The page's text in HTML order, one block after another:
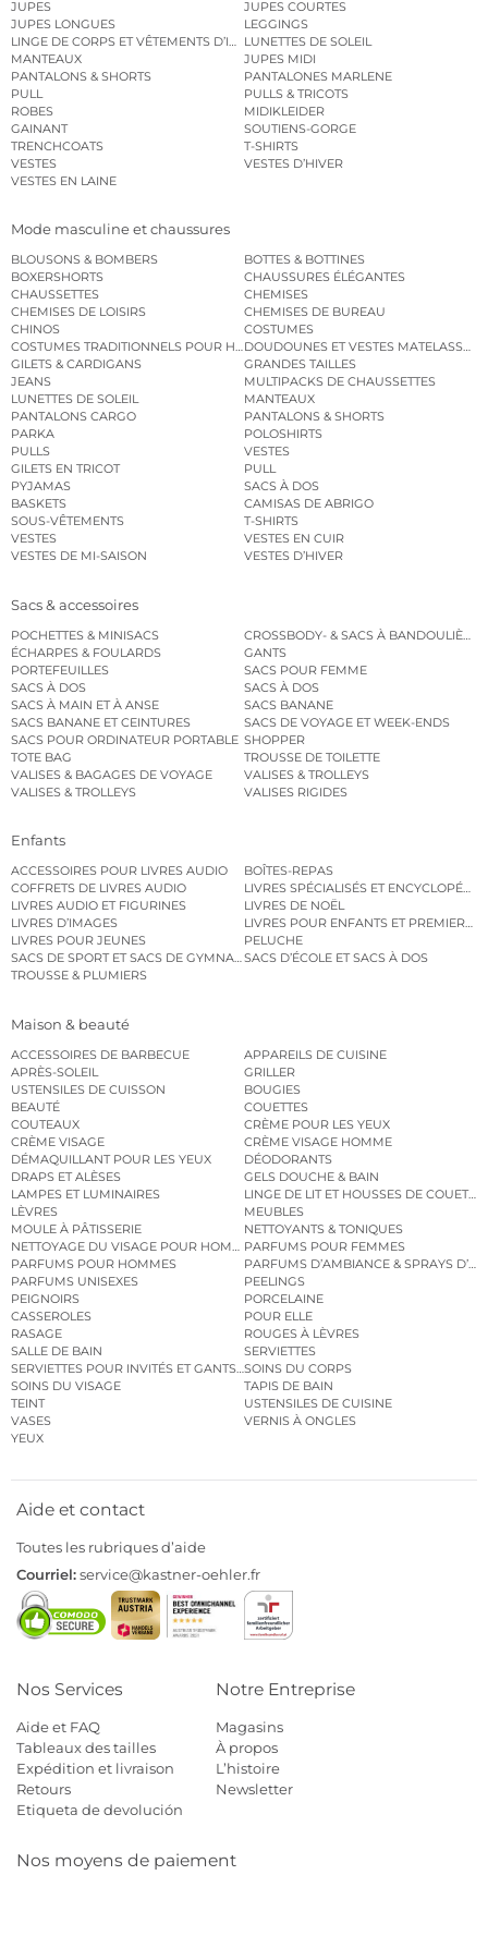
JUPES
JUPES COURTES
JUPES LONGUES
LEGGINGS
LINGE DE CORPS ET VÊTEMENTS D’INTÉRIEURLUNETTES DE SOLEIL
MANTEAUX
JUPES MIDI
PANTALONS & SHORTS
PANTALONES MARLENE
PULL
PULLS & TRICOTS
ROBES
MIDIKLEIDER
GAINANT
SOUTIENS-GORGE
TRENCHCOATS
T-SHIRTS
VESTES
VESTES D’HIVER
VESTES EN LAINE
Mode masculine et chaussures
BLOUSONS & BOMBERS
BOTTES & BOTTINES
BOXERSHORTS
CHAUSSURES ÉLÉGANTES
CHAUSSETTES
CHEMISES
CHEMISES DE LOISIRS
CHEMISES DE BUREAU
CHINOS
COSTUMES
COSTUMES TRADITIONNELS POUR HOMMEDOUDOUNES ET VESTES MATELASSÉES
GILETS & CARDIGANS
GRANDES TAILLES
JEANS
MULTIPACKS DE CHAUSSETTES
LUNETTES DE SOLEIL
MANTEAUX
PANTALONS CARGO
PANTALONS & SHORTS
PARKA
POLOSHIRTS
PULLS
VESTES
GILETS EN TRICOT
PULL
PYJAMAS
SACS À DOS
BASKETS
CAMISAS DE ABRIGO
SOUS-VÊTEMENTS
T-SHIRTS
VESTES
VESTES EN CUIR
VESTES DE MI-SAISON
VESTES D’HIVER
Sacs & accessoires
POCHETTES & MINISACS
CROSSBODY- & SACS À BANDOULIÈRE
ÉCHARPES & FOULARDS
GANTS
PORTEFEUILLES
SACS POUR FEMME
SACS À DOS
SACS À DOS
SACS À MAIN ET À ANSE
SACS BANANE
SACS BANANE ET CEINTURES
SACS DE VOYAGE ET WEEK-ENDS
SACS POUR ORDINATEUR PORTABLE SHOPPER
TOTE BAG
TROUSSE DE TOILETTE
VALISES & BAGAGES DE VOYAGE
VALISES & TROLLEYS
VALISES & TROLLEYS
VALISES RIGIDES
Enfants
ACCESSOIRES POUR LIVRES AUDIO
BOÎTES-REPAS
COFFRETS DE LIVRES AUDIO
LIVRES SPÉCIALISÉS ET
LIVRES AUDIO ET FIGURINES
LIVRES DE NOËL
LIVRES D’IMAGES
LIVRES POUR ENFANTS ET PREMIERS
LIVRES POUR JEUNES
PELUCHE
SACS DE SPORT ET SACS DE GYMNASTIQUESACS D’ÉCOLE ET SACS À DOS
TROUSSE & PLUMIERS
Maison & beauté
ACCESSOIRES DE BARBECUE
APPAREILS DE CUISINE
APRÈS-SOLEIL
GRILLER
USTENSILES DE CUISSON
BOUGIES
BEAUTÉ
COUETTES
COUTEAUX
CRÈME POUR LES YEUX
CRÈME VISAGE
CRÈME VISAGE HOMME
DÉMAQUILLANT POUR LES YEUX
DÉODORANTS
DRAPS ET ALÈSES
GELS DOUCHE & BAIN
LAMPES ET LUMINAIRES
LINGE DE LIT ET HOUSSES DE COUETTE
LÈVRES
MEUBLES
MOULE À PÂTISSERIE
NETTOYANTS & TONIQUES
NETTOYAGE DU VISAGE POUR HOMMESPARFUMS POUR FEMMES
PARFUMS POUR HOMMES
PARFUMS D’AMBIANCE & SPRAYS
PARFUMS UNISEXES
PEELINGS
PEIGNOIRS
PORCELAINE
CASSEROLES
POUR ELLE
RASAGE
ROUGES À LÈVRES
SALLE DE BAIN
SERVIETTES
SERVIETTES POUR INVITÉS ET GANTS DE TOILETTE
SOINS DU CORPS
SOINS DU VISAGE
TAPIS DE BAIN
TEINT
USTENSILES DE CUISINE
VASES
VERNIS À ONGLES
YEUX
Aide et contact
Toutes les rubriques d’aide
Courriel:service@kastner-oehler.fr
Nos Services
Aide et FAQ
Tableaux des tailles
Expédition et livraison
Retours
Etiqueta de devolución
Notre Entreprise
Magasins
À propos
L’histoire
Newsletter
Nos moyens de paiement